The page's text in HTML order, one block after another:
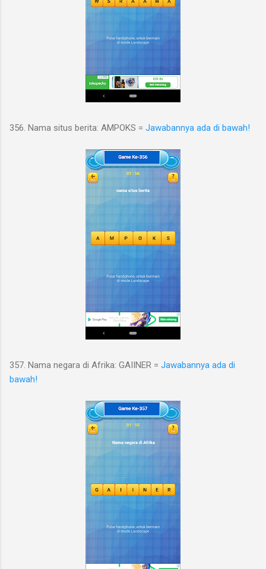
356. Nama situs berita: AMPOKS = Jawabannya ada di bawah!
357. Nama negara di Afrika: GAIINER = Jawabannya ada di
bawah!